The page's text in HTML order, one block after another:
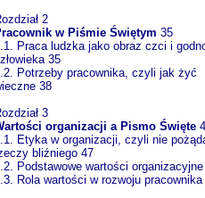
2
w Piśmie Świętym 35
Praca ludzka jako obraz czci i
35
Potrzeby pracownika, czyli jak żyć
38
3
organizacji a Pismo Święte
Etyka w organizacji, czyli nie
bliźniego 47
Podstawowe wartości
Rola wartości w rozwoju pracownika